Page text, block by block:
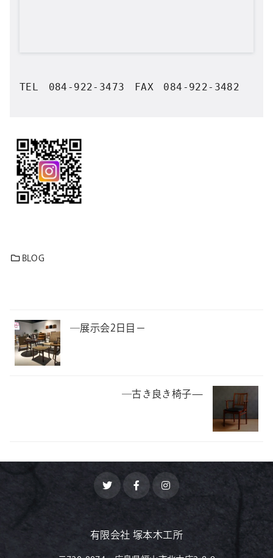
TEL　084-922-3473　FAX　084-922-3482
BLOG
―展示会2日目－
―古き良き椅子—
有限会社 塚本木工所